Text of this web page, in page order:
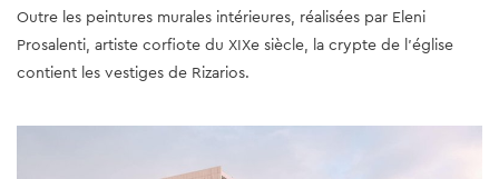
Outre les peintures murales intérieures, réalisées par Eleni
Prosalenti, artiste corfiote du XIXe siècle, la crypte de l'église
contient les vestiges de Rizarios.